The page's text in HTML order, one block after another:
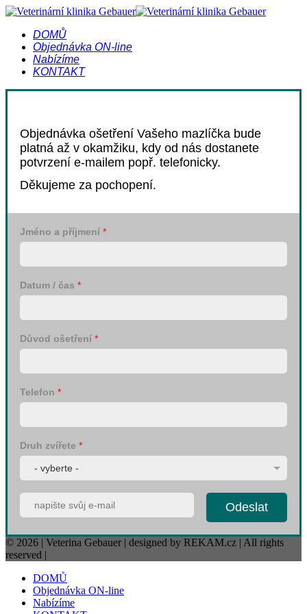
DOMŮ
Objednávka ON-line
Nabízíme
KONTAKT
Objednávka ošetření Vašeho mazlíčka bude
platná až v okamžiku, kdy od nás dostanete
potvrzení e-mailem popř. telefonicky.
Děkujeme za pochopení.
Jméno a příjmení *
Datum / čas *
Důvod ošetření *
Telefon *
Druh zvířete *
Odeslat
© 2026 | Veterina Gebauer | designed by REKAM.cz | All rights
reserved |
DOMŮ
Objednávka ON-line
Nabízíme